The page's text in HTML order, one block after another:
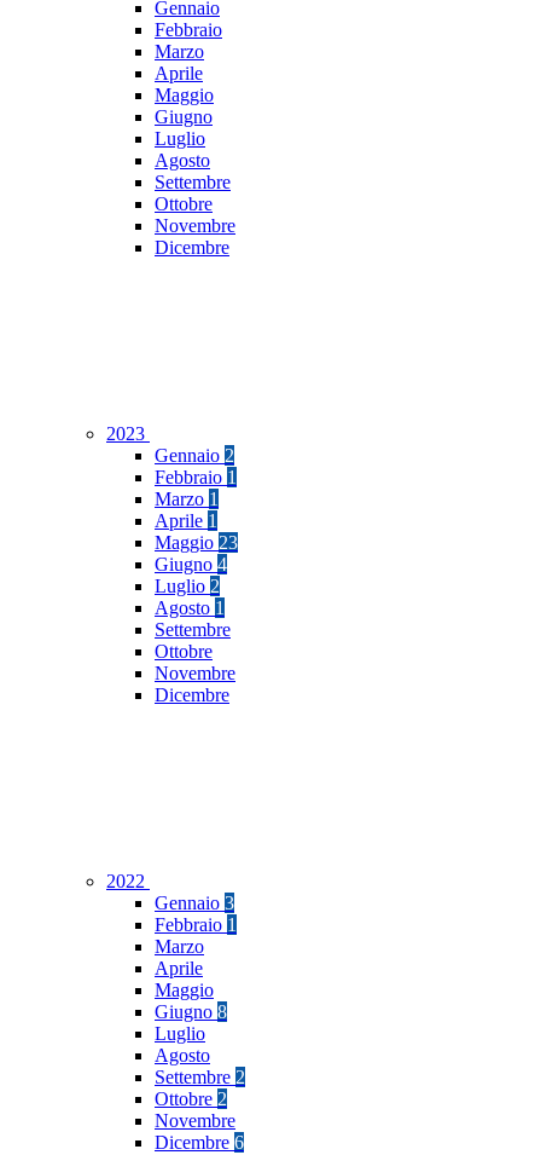
Gennaio
Febbraio
Marzo
Aprile
Maggio
Giugno
Luglio
Agosto
Settembre
Ottobre
Novembre
Dicembre
2023
Gennaio 2
Febbraio 1
Marzo 1
Aprile 1
Maggio 23
Giugno 4
Luglio 2
Agosto 1
Settembre
Ottobre
Novembre
Dicembre
2022
Gennaio 3
Febbraio 1
Marzo
Aprile
Maggio
Giugno 8
Luglio
Agosto
Settembre 2
Ottobre 2
Novembre
Dicembre 6